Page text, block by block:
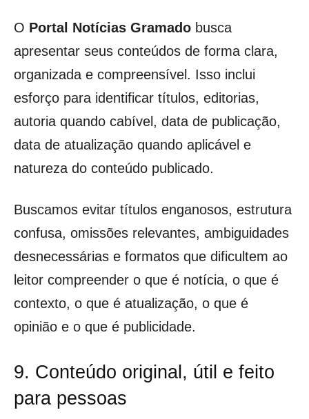
O Portal Notícias Gramado busca
apresentar seus conteúdos de forma clara,
organizada e compreensível. Isso inclui
esforço para identificar títulos, editorias,
autoria quando cabível, data de publicação,
data de atualização quando aplicável e
natureza do conteúdo publicado.
Buscamos evitar títulos enganosos, estrutura
confusa, omissões relevantes, ambiguidades
desnecessárias e formatos que dificultem ao
leitor compreender o que é notícia, o que é
contexto, o que é atualização, o que é
opinião e o que é publicidade.
9. Conteúdo original, útil e feito
para pessoas